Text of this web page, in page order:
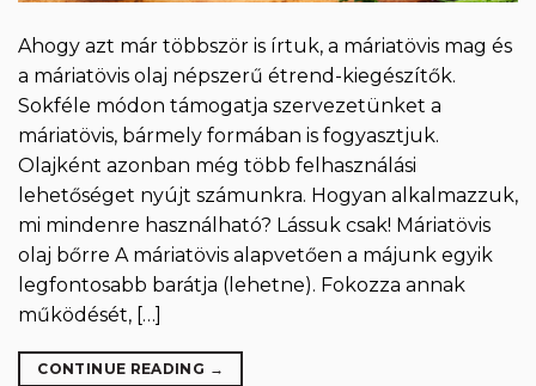
Ahogy azt már többször is írtuk, a máriatövis mag és
a máriatövis olaj népszerű étrend-kiegészítők.
Sokféle módon támogatja szervezetünket a
máriatövis, bármely formában is fogyasztjuk.
Olajként azonban még több felhasználási
lehetőséget nyújt számunkra. Hogyan alkalmazzuk,
mi mindenre használható? Lássuk csak! Máriatövis
olaj bőrre A máriatövis alapvetően a májunk egyik
legfontosabb barátja (lehetne). Fokozza annak
működését, […]
CONTINUE READING →